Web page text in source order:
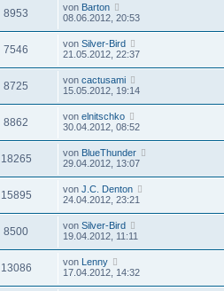
8953 von Barton
08.06.2012, 20:53
7546 von Silver-Bird
21.05.2012, 22:37
8725 von cactusami
15.05.2012, 19:14
8862 von elnitschko
30.04.2012, 08:52
18265 von BlueThunder
29.04.2012, 13:07
15895 von J.C. Denton
24.04.2012, 23:21
8500 von Silver-Bird
19.04.2012, 11:11
13086 von Lenny
17.04.2012, 14:32